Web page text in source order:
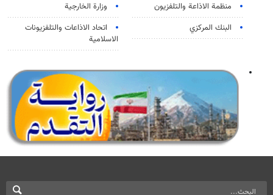
منظمة الاذاعة والتلفزیون
وزارة الخارجية
البنك المركزي
اتحاد الاذاعات والتلفزيونات
الاسلامية